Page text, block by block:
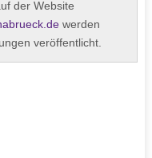
der Website
werden
veröffentlicht.